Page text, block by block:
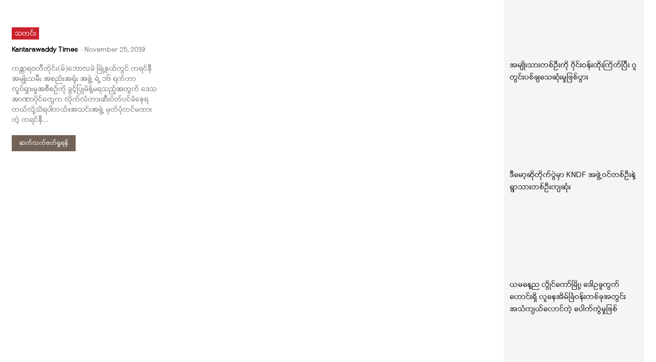
သတင်း
Kantarawaddy Times - November 25, 2019
ကန္တာရဝတီတိုင်း(မ်)ဘောလခဲ မြို့နယ်တွင် ကရင်နီ
အမျိုးသမီး အစည်းအရုံး အဖွဲ့ ရဲ့ ၁၆ ရက်တာ
လှုပ်ရှားမှုအစီစဉ်ကို ခွင့်ပြုမိန့်မရသည့်အတွက် ဒေသ
အာဏာပိုင်တွေက လိုက်လံတားဆီးပိတ်ပင်ခံနေရ
တယ်လို့သိရပါတယ်။အသင်းအဖွဲ့ မှတ်ပုံတင်မထား
တဲ့ ကရင်နီ...
ဆက်လက်ဖတ်ရှုရန်
အမျိုးသားတစ်ဦးကို ဝိုင်းဝန်းထိုးကြိတ်ပြီး ဂူ
တွင်းပစ်ချသေဆုံးမှုဖြစ်ပွား
ဒီမော့ဆိုတိုက်ပွဲမှာ KNDF အဖွဲ့ဝင်တစ်ဦးနဲ့
ရွာသားတစ်ဦးကျဆုံး
ယမနေ့ည လွိုင်ကော်မြို့၊ ဒေါဥခူကွက်
ဟောင်းရှိ လူနေအိမ်ခြံဝန်းတစ်ခုအတွင်း
အသံကျယ်လောင်တဲ့ ပေါက်ကွဲမှုဖြစ်